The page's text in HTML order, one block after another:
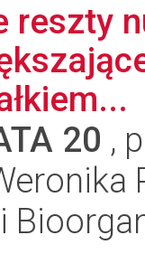
reszty
20 ,